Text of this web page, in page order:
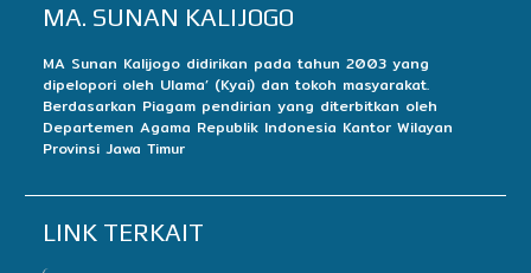
MA. SUNAN KALIJOGO
MA Sunan Kalijogo didirikan pada tahun 2003 yang
dipelopori oleh Ulama’ (Kyai) dan tokoh masyarakat.
Berdasarkan Piagam pendirian yang diterbitkan oleh
Departemen Agama Republik Indonesia Kantor Wilayan
Provinsi Jawa Timur
LINK TERKAIT